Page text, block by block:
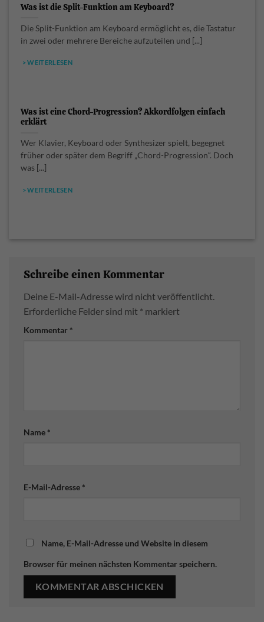
Was ist die Split-Funktion am Keyboard?
Die Split-Funktion am Keyboard ermöglicht es, die Tastatur
in zwei oder mehrere Bereiche aufzuteilen und [...]
> WEITERLESEN
Was ist eine Chord-Progression? Akkordfolgen einfach
erklärt
Wer Klavier, Keyboard oder Synthesizer spielt, begegnet
früher oder später dem Begriff „Chord-Progression“. Doch
was [...]
> WEITERLESEN
Schreibe einen Kommentar
Deine E-Mail-Adresse wird nicht veröffentlicht.
Erforderliche Felder sind mit * markiert
Kommentar *
Name *
E-Mail-Adresse *
Name, E-Mail-Adresse und Website in diesem
Browser für meinen nächsten Kommentar speichern.